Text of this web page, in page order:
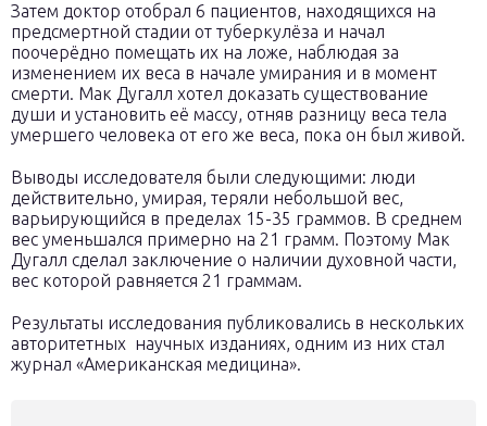
Затем доктор отобрал 6 пациентов, находящихся на
предсмертной стадии от туберкулёза и начал
поочерёдно помещать их на ложе, наблюдая за
изменением их веса в начале умирания и в момент
смерти. Мак Дугалл хотел доказать существование
души и установить её массу, отняв разницу веса тела
умершего человека от его же веса, пока он был живой.
Выводы исследователя были следующими: люди
действительно, умирая, теряли небольшой вес,
варьирующийся в пределах 15-35 граммов. В среднем
вес уменьшался примерно на 21 грамм. Поэтому Мак
Дугалл сделал заключение о наличии духовной части,
вес которой равняется 21 граммам.
Результаты исследования публиковались в нескольких
авторитетных научных изданиях, одним из них стал
журнал «Американская медицина».